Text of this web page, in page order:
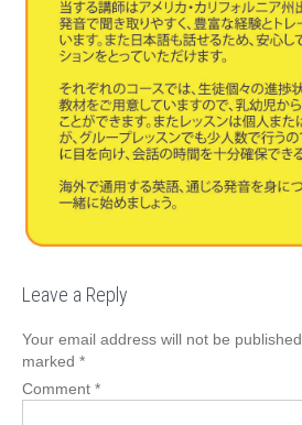
Leave a Reply
Your email address will not be published.
marked *
Comment *